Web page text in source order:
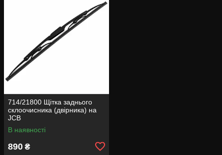
714/21800 Щітка заднього
склоочисника (двірника) на
JCB
В наявності
890 ₴